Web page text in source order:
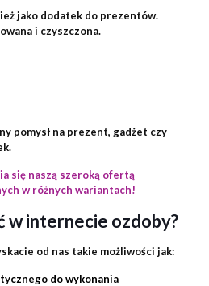
jako dodatek do prezentów.
i czyszczona.
pomysł na prezent, gadżet czy
się naszą szeroką ofertą
w różnych wariantach!
w internecie ozdoby?
od nas takie możliwości jak:
do wykonania